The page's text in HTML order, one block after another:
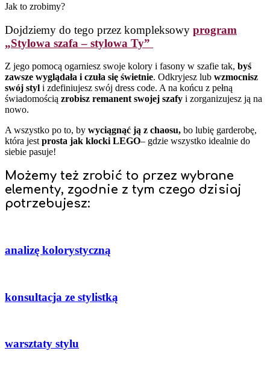
Jak to zrobimy?
Dojdziemy do tego przez kompleksowy program
„Stylowa szafa – stylowa Ty”
Z jego pomocą ogarniesz swoje kolory i fasony w szafie tak, byś
zawsze wyglądała i czuła się świetnie. Odkryjesz lub wzmocnisz
swój styl i zdefiniujesz swój dress code. A na końcu z pełną
świadomością zrobisz remanent swojej szafy i zorganizujesz ją na
nowo.
A wszystko po to, by wyciągnąć ją z chaosu, bo lubię garderobę,
która jest prosta jak klocki LEGO– gdzie wszystko idealnie do
siebie pasuje!
Możemy też zrobić to przez wybrane
elementy, zgodnie z tym czego dzisiaj
potrzebujesz:
analizę kolorystyczną
konsultacja ze stylistką
warsztaty stylu